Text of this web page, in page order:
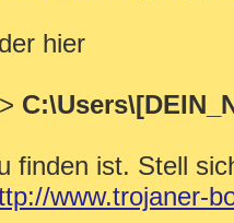
hier
finden ist. Stell
www.trojaner-